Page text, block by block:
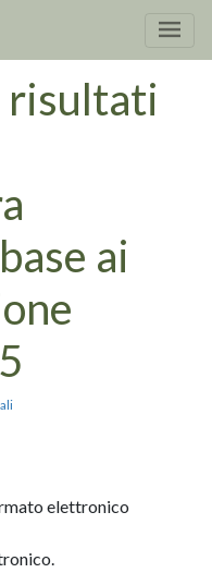
risultati
ai
elettronico